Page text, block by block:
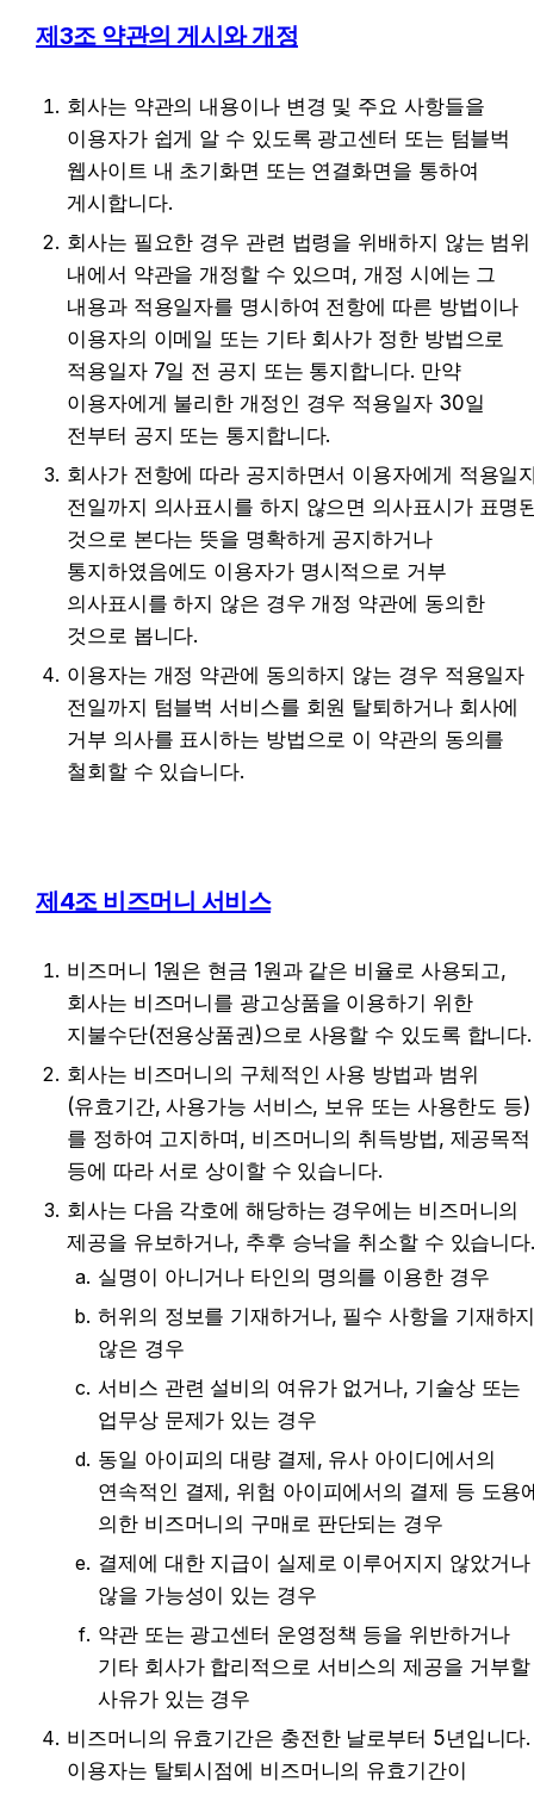
제3조 약관의 게시와 개정
회사는 약관의 내용이나 변경 및 주요 사항들을
이용자가 쉽게 알 수 있도록 광고센터 또는 텀블벅
웹사이트 내 초기화면 또는 연결화면을 통하여
게시합니다.
회사는 필요한 경우 관련 법령을 위배하지 않는 범위
내에서 약관을 개정할 수 있으며, 개정 시에는 그
내용과 적용일자를 명시하여 전항에 따른 방법이나
이용자의 이메일 또는 기타 회사가 정한 방법으로
적용일자 7일 전 공지 또는 통지합니다. 만약
이용자에게 불리한 개정인 경우 적용일자 30일
전부터 공지 또는 통지합니다.
회사가 전항에 따라 공지하면서 이용자에게 적용일
전일까지 의사표시를 하지 않으면 의사표시가 표명
것으로 본다는 뜻을 명확하게 공지하거나
통지하였음에도 이용자가 명시적으로 거부
의사표시를 하지 않은 경우 개정 약관에 동의한
것으로 봅니다.
이용자는 개정 약관에 동의하지 않는 경우 적용일자
전일까지 텀블벅 서비스를 회원 탈퇴하거나 회사에
거부 의사를 표시하는 방법으로 이 약관의 동의를
철회할 수 있습니다.
제4조 비즈머니 서비스
비즈머니 1원은 현금 1원과 같은 비율로 사용되고,
회사는 비즈머니를 광고상품을 이용하기 위한
지불수단(전용상품권)으로 사용할 수 있도록 합니다.
회사는 비즈머니의 구체적인 사용 방법과 범위
(유효기간, 사용가능 서비스, 보유 또는 사용한도 등)
를 정하여 고지하며, 비즈머니의 취득방법, 제공목적
등에 따라 서로 상이할 수 있습니다.
회사는 다음 각호에 해당하는 경우에는 비즈머니의
제공을 유보하거나, 추후 승낙을 취소할 수 있습니다
실명이 아니거나 타인의 명의를 이용한 경우
허위의 정보를 기재하거나, 필수 사항을 기재하
않은 경우
서비스 관련 설비의 여유가 없거나, 기술상 또는
업무상 문제가 있는 경우
동일 아이피의 대량 결제, 유사 아이디에서의
연속적인 결제, 위험 아이피에서의 결제 등 도용
의한 비즈머니의 구매로 판단되는 경우
결제에 대한 지급이 실제로 이루어지지 않았거나
않을 가능성이 있는 경우
약관 또는 광고센터 운영정책 등을 위반하거나
기타 회사가 합리적으로 서비스의 제공을 거부할
사유가 있는 경우
비즈머니의 유효기간은 충전한 날로부터 5년입니다.
이용자는 탈퇴시점에 비즈머니의 유효기간이